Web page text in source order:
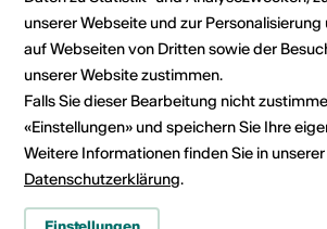
Telefon +41 27
Reservationen
E-Mail
Webseite
Rubrik
Art der
unserer Webseite und zur
auf Webseiten von Dritten sowie der
unserer Website zustimmen.
Falls Sie dieser Bearbeitung nicht
«Einstellungen» und speichern Sie Ihre
Weitere Informationen finden Sie in
Datenschutzerklärung.